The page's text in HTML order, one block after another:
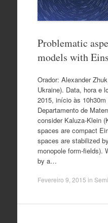
Problematic
models with
Orador: Alexander
Ukraine). Data, hora e
2015, início às
Departamento de
consider Kaluza-Klein
spaces are compact
spaces are stabilized
monopole form-fields).
by a…
Fevereiro 9, 2015 in